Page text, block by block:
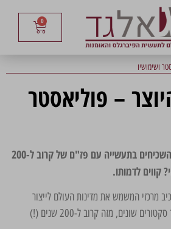
0
ושימושיו
– פוליאסטר
הוא נחשב לאחד החומרים השכיחים בתעשייה עם פז"ם של קרוב ל-200
קווים לדמותו.
מרכזי המשמש את מדינות העולם לייצור
שונים, מזה קרוב ל-200 שנים (!)